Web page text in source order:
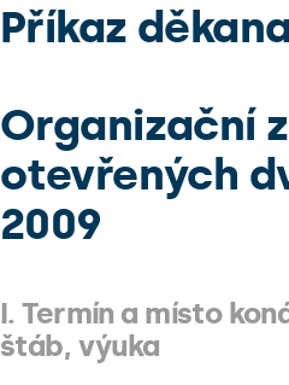
Příkaz
Organizační
otevřených
2009
I. Termín a místo
štáb, výuka